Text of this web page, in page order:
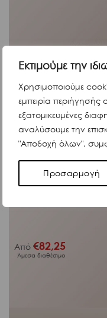
Εκτιμούμε την
Χρησιμοποιούμε
εμπειρία
εξατομικευμένες
αναλύσουμε την
"Αποδοχή όλων",
Προσαρμογή
Κωδ. G9733
You are my angel
Από€82,25
Άμεσα διαθέσιμο